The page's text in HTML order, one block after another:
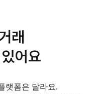
래
어요
랫폼은 달라요.